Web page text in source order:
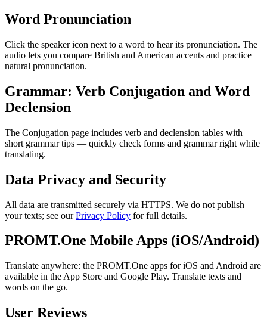
Word Pronunciation
Click the speaker icon next to a word to hear its pronunciation. The
audio lets you compare British and American accents and practice
natural pronunciation.
Grammar: Verb Conjugation and Word
Declension
The Conjugation page includes verb and declension tables with
short grammar tips — quickly check forms and grammar right while
translating.
Data Privacy and Security
All data are transmitted securely via HTTPS. We do not publish
your texts; see ourPrivacy Policy for full details.
PROMT.One Mobile Apps (iOS/Android)
Translate anywhere: the PROMT.One apps for iOS and Android are
available in the App Store and Google Play. Translate texts and
words on the go.
User Reviews